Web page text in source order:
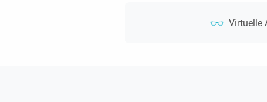
Virtuelle